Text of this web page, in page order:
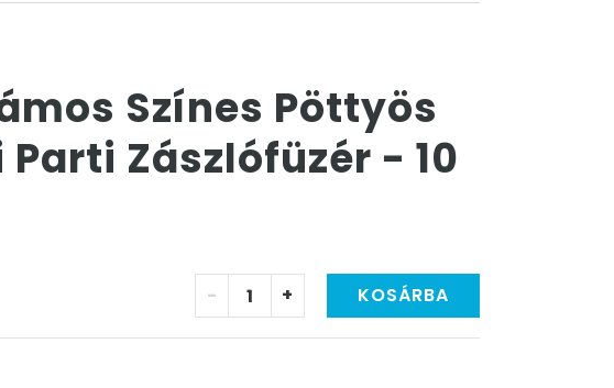
Színes Pöttyös
Zászlófüzér - 10
- + KOSÁRBA